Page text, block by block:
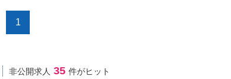
1
非公開求人 35 件がヒット